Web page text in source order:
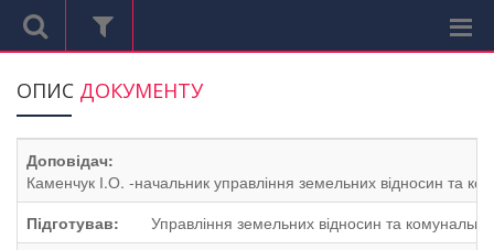
ОПИС ДОКУМЕНТУ
Доповідач:
Каменчук І.О. -начальник управління земельних відносин та
Підготував:
Управління земельних відносин та